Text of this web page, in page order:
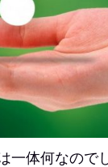
一体何なので